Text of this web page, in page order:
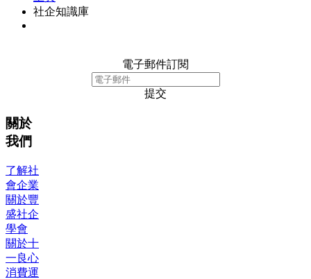
社企知識庫
電子郵件訂閱
提交
關於
我們
了解社
會企業
關於豐
盛社企
學會
關於十
一良心
消費運